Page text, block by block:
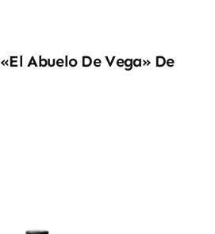
Abuelo De Vega» De